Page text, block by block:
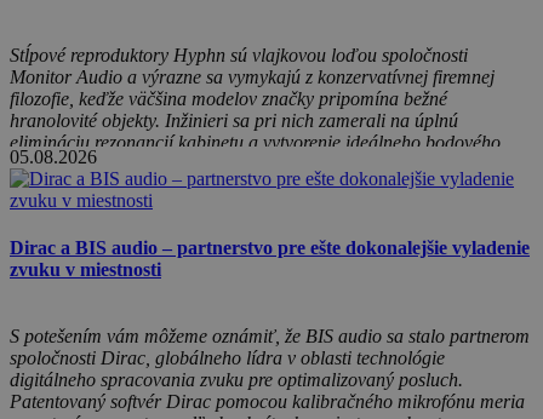
Stĺpové reproduktory Hyphn sú vlajkovou loďou spoločnosti
Monitor Audio a výrazne sa vymykajú z konzervatívnej firemnej
filozofie, keďže väčšina modelov značky pripomína bežné
hranolovité objekty. Inžinieri sa pri nich zamerali na úplnú
elimináciu rezonancií kabinetu a vytvorenie ideálneho bodového
zdroja zvuku. Teraz ešte prišli aj s prémiovým programom Hyphn
Custom Edition. Zvoľte si svoje prevedenie z viac ako 200 variantov.
05.08.2026
Dirac a BIS audio – partnerstvo pre ešte dokonalejšie vyladenie
zvuku v miestnosti
S potešením vám môžeme oznámiť, že BIS audio sa stalo partnerom
spoločnosti Dirac, globálneho lídra v oblasti technológie
digitálneho spracovania zvuku pre optimalizovaný posluch.
Patentovaný softvér Dirac pomocou kalibračného mikrofónu meria